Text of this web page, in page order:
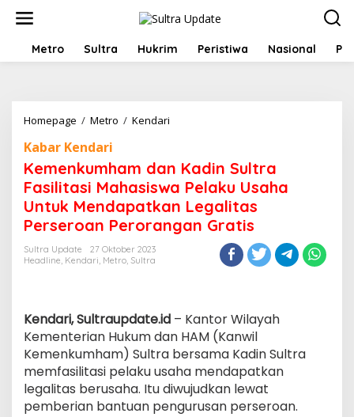
HOMEMetro Sultra Hukrim Peristiwa Nasional
Homepage / Metro / Kendari
Sultra
Fasilitasi
Mahasiswa
Pelaku
Usaha
Untuk
Mendapatkan
Kabar Kendari
Kemenkumham dan Kadin Sultra
Fasilitasi Mahasiswa Pelaku Usaha
Untuk Mendapatkan Legalitas
Perseroan Perorangan Gratis
Sultra Update
27 Oktober 2023
Headline, Kendari, Metro, Sultra
Kendari, Sultraupdate.id – Kantor Wilayah
Kementerian Hukum dan HAM (Kanwil
Kemenkumham) Sultra bersama Kadin Sultra
memfasilitasi pelaku usaha mendapatkan
legalitas berusaha. Itu diwujudkan lewat
pemberian bantuan pengurusan perseroan.